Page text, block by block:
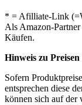
* = Afilliate-Link
Als Amazon-
Käufen.
Hinweis zu
Sofern
entsprechen diese
können sich auf der